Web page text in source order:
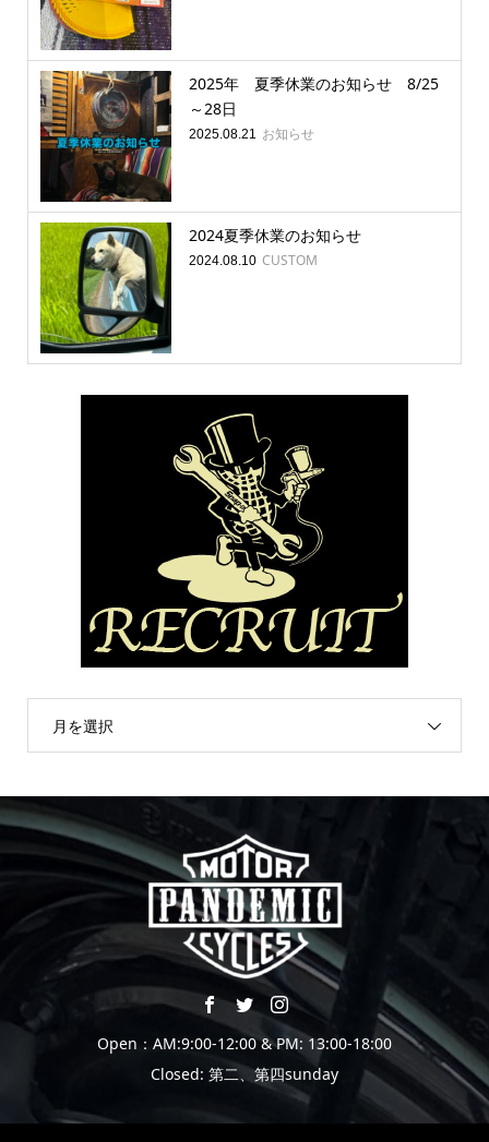
2025年 夏季休業のお知らせ 8/25
～28日
2025.08.21 お知らせ
2024夏季休業のお知らせ
2024.08.10 CUSTOM
月を選択
Open：AM:9:00-12:00 & PM: 13:00-18:00
Closed: 第二、第四sunday